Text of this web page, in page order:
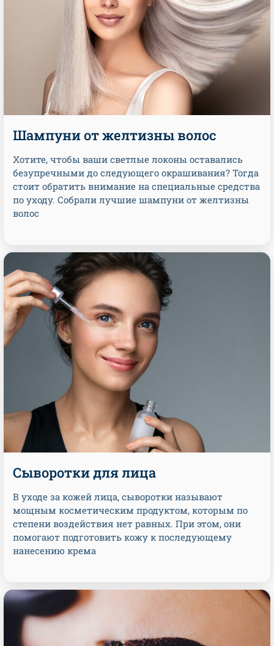
Шампуни от желтизны волос
Хотите, чтобы ваши светлые локоны оставались
безупречными до следующего окрашивания? Тогда
стоит обратить внимание на специальные средства
по уходу. Собрали лучшие шампуни от желтизны
волос
Сыворотки для лица
В уходе за кожей лица, сыворотки называют
мощным косметическим продуктом, которым по
степени воздействия нет равных. При этом, они
помогают подготовить кожу к последующему
нанесению крема